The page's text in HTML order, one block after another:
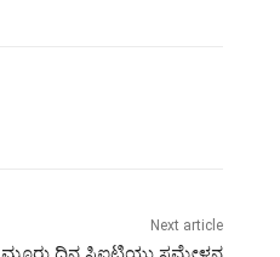
Next article